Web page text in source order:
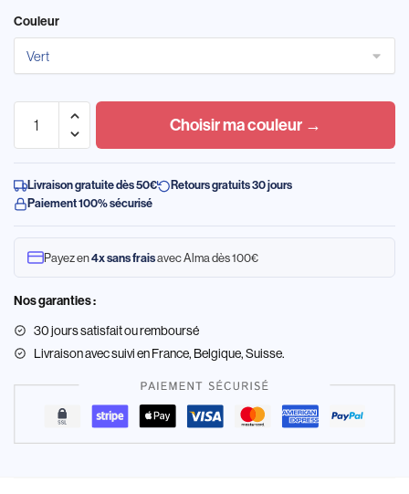
Couleur
Choisir ma couleur →
Livraison gratuite dès 50€
Retours gratuits 30 jours
Paiement 100% sécurisé
Payez en4x sans fraisavec Alma dès 100€
Nos garanties :
30 jours satisfait ou remboursé
Livraisonavec suivi en France, Belgique, Suisse.